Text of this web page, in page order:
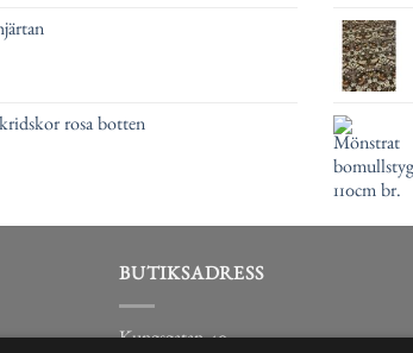
rosa botten
BUTIKSADRESS
Kungsgatan 40